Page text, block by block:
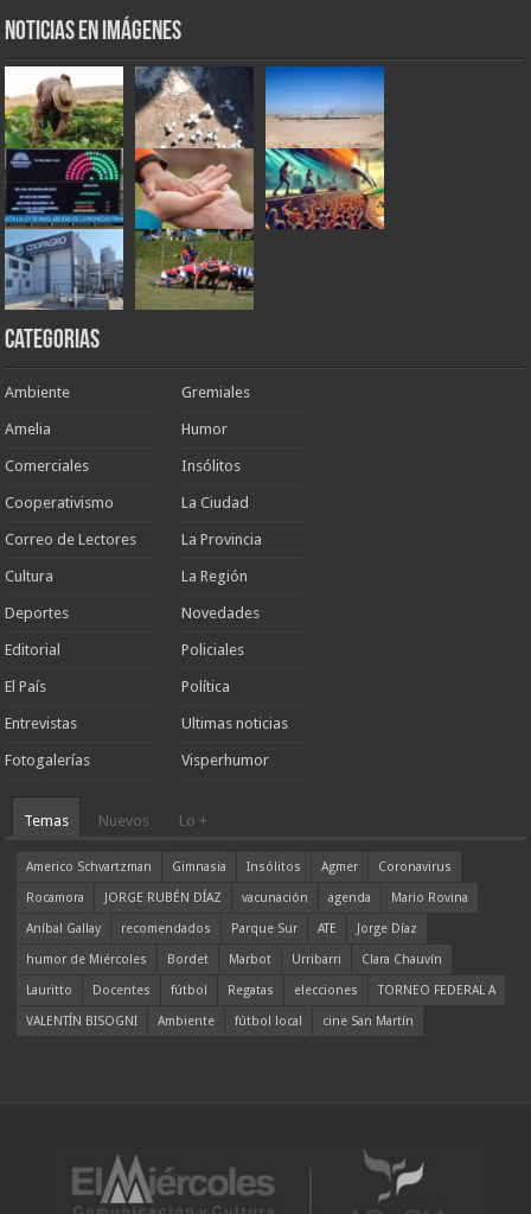
Noticias en Imágenes
Categorias
Ambiente
Amelia
Comerciales
Cooperativismo
Correo de Lectores
Cultura
Deportes
Editorial
El País
Entrevistas
Fotogalerías
Gremiales
Humor
Insólitos
La Ciudad
La Provincia
La Región
Novedades
Policiales
Política
Ultimas noticias
Visperhumor
Temas Nuevos Lo +
Americo Schvartzman Gimnasia Insólitos Agmer
Coronavirus
Rocamora
JORGE RUBÉN DÍAZ vacunación agenda
Mario Rovina
Aníbal Gallay
recomendados Parque Sur ATE
Jorge Díaz
humor de Miércoles
Bordet Marbot Urribarri
Clara Chauvín
Lauritto
Docentes fútbol Regatas elecciones
TORNEO FEDERAL A
VALENTÍN BISOGNI
Ambiente fútbol local cine San Martín